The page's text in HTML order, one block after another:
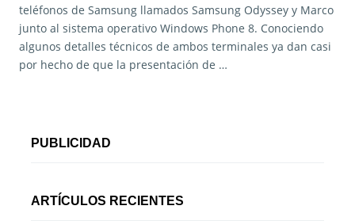
teléfonos de Samsung llamados Samsung Odyssey y Marco
junto al sistema operativo Windows Phone 8. Conociendo
algunos detalles técnicos de ambos terminales ya dan casi
por hecho de que la presentación de …
PUBLICIDAD
ARTÍCULOS RECIENTES